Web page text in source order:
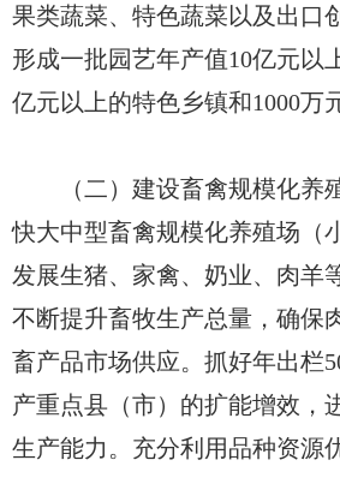
果类蔬菜、特色蔬菜以及出口
形成一批园艺年产值10亿元以
亿元以上的特色乡镇和1000万
（二）建设畜禽规模化养
快大中型畜禽规模化养殖场（
发展生猪、家禽、奶业、肉羊
不断提升畜牧生产总量，确保
畜产品市场供应。抓好年出栏
产重点县（市）的扩能增效，
生产能力。充分利用品种资源